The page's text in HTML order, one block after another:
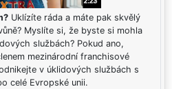
Uklízíte ráda a máte pak skvělý
Myslíte si, že byste si mohla
službách? Pokud ano,
mezinárodní franchisové
v úklidových službách s
celé Evropské unii.